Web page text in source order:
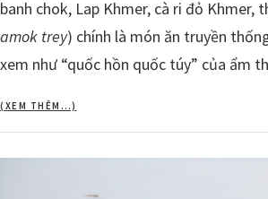
banh chok, Lap Khmer, cà ri đỏ Khmer,
amok trey) chính là món ăn truyền
xem như “quốc hồn quốc túy” của ẩm
(XEM THÊM…)